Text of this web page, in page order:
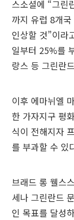
스소셜에 “그린
까지 유럽 8개
인상할 것”이라
일부터 25%를
랑스 등 그린란
이후 에마뉘엘
한 가자지구 평
식이 전해지자
를 부과할 수 있
브래드 롱 웰스스
세나 그린란드
인 목표를 달성